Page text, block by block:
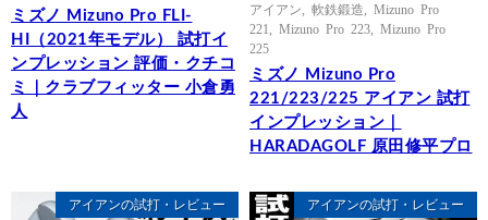
ミズノ Mizuno Pro FLI-
HI（2021年モデル） 試打イ
ンプレッション 評価・クチコ
ミ｜クラブフィッター 小倉勇
人
アイアン
軟鉄鍛造
Mizuno Pro
221
Mizuno Pro 223
Mizuno Pro
225
ミズノ Mizuno Pro
221/223/225 アイアン 試打
インプレッション｜
HARADAGOLF 原田修平プロ
アイアンの試打・レビュー アイアンの試打・レビュー